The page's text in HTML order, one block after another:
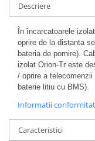
Baterii si acumulatori
6-12 V
Baterii si
de 6-12 V
Acumulatori Moto,
GEL
AGM
Li-Ion
SLA AGM (Sealed
Descriere
În încarcatoarele
oprire de la distanta
bateria de pornire).
izolat Orion-Tr este
/ oprire a
baterie litiu cu BMS).
Informatii
Caracteristici